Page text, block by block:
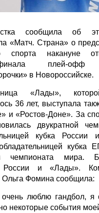
сообщила об
«Матч. Страна» о
спорта накануне
плей-
в Новороссийске.
«Лады»,
36 лет, выступала
и «Ростов-Доне». За
двукратной
кубка России
кубка
чемпионата мира.
России и «Лады».
Фомина сообщила:
люблю гандбол, я
некоторые события